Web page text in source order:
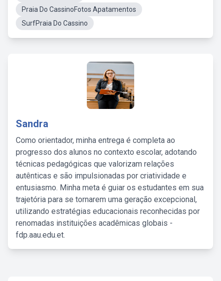
Praia Do CassinoFotos Apatamentos
SurfPraia Do Cassino
Sandra
Como orientador, minha entrega é completa ao
progresso dos alunos no contexto escolar, adotando
técnicas pedagógicas que valorizam relações
autênticas e são impulsionadas por criatividade e
entusiasmo. Minha meta é guiar os estudantes em sua
trajetória para se tornarem uma geração excepcional,
utilizando estratégias educacionais reconhecidas por
renomadas instituições acadêmicas globais -
fdp.aau.edu.et.